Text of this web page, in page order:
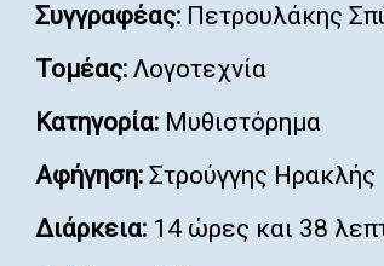
Συγγραφέας: Πετρουλάκης
Τομέας: Λογοτεχνία
Κατηγορία: Μυθιστόρημα
Αφήγηση: Στρούγγης Ηρακλής
Διάρκεια: 14 ώρες και 38